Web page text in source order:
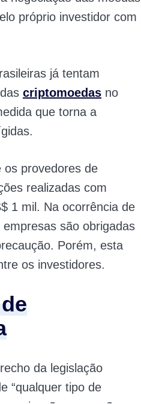
próprio investidor com
já tentam
criptomoedas no
que torna a
os provedores de
realizadas com
1 mil. Na ocorrência de
são obrigadas
Porém, esta
os investidores.
da legislação
“qualquer tipo de